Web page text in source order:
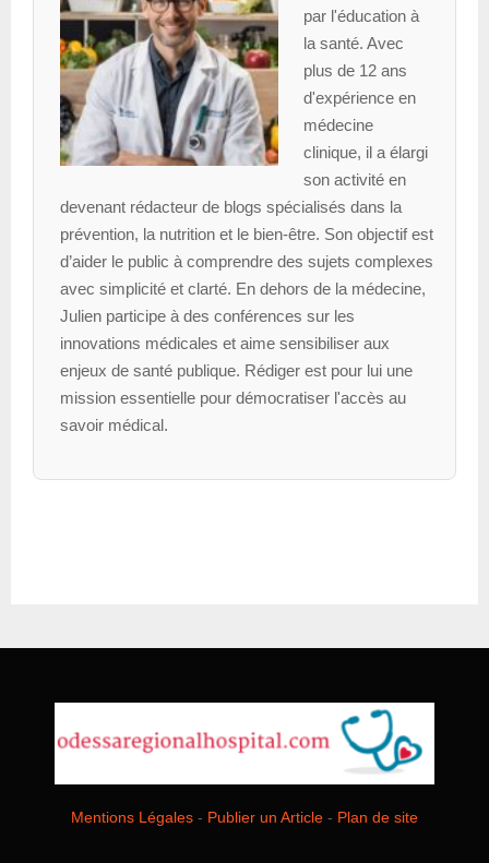
par l'éducation à
la santé. Avec
plus de 12 ans
d'expérience en
médecine
clinique, il a élargi
son activité en
devenant rédacteur de blogs spécialisés dans la
prévention, la nutrition et le bien-être. Son objectif est
d’aider le public à comprendre des sujets complexes
avec simplicité et clarté. En dehors de la médecine,
Julien participe à des conférences sur les
innovations médicales et aime sensibiliser aux
enjeux de santé publique. Rédiger est pour lui une
mission essentielle pour démocratiser l'accès au
savoir médical.
Mentions Légales - Publier un Article - Plan de site